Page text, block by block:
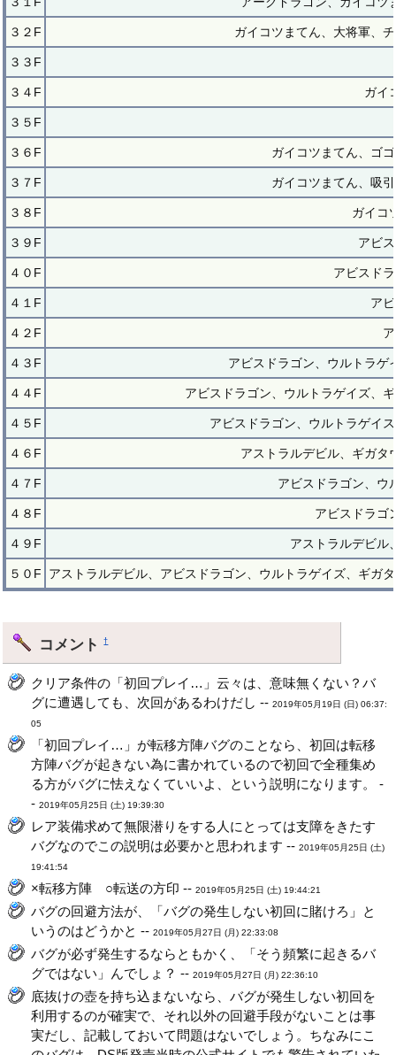
３２F ガイコツまてん、大将軍、
３３F
３４F ガイ
３５F
３６F ガイコツまてん、ゴ
３７F ガイコツまてん、吸
３８F ガイコ
３９F アビ
４０F アビスド
４１F ア
４２F
４３F アビスドラゴン、ウルトラゲ
４４F アビスドラゴン、ウルトラゲイズ、
４５F アビスドラゴン、ウルトラゲイ
４６F アストラルデビル、ギガタ
４７F アビスドラゴン、ウ
４８F アビスドラゴ
４９F アストラルデビル
５０F アストラルデビル、アビスドラゴン、ウルトラゲイズ、ギガ
コメント†
クリア条件の「初回プレイ…」云々は、意味無くない？バ
グに遭遇しても、次回があるわけだし --2019年05月19日 (日) 06:37:
05
「初回プレイ…」が転移方陣バグのことなら、初回は転移
方陣バグが起きない為に書かれているので初回で全種集め
る方がバグに怯えなくていいよ、という説明になります。 -
-2019年05月25日 (土) 19:39:30
レア装備求めて無限潜りをする人にとっては支障をきたす
バグなのでこの説明は必要かと思われます --2019年05月25日 (土)
19:41:54
×転移方陣 ○転送の方印 --2019年05月25日 (土) 19:44:21
バグの回避方法が、「バグの発生しない初回に賭けろ」と
いうのはどうかと --2019年05月27日 (月) 22:33:08
バグが必ず発生するならともかく、「そう頻繁に起きるバ
グではない」んでしょ？ --2019年05月27日 (月) 22:36:10
底抜けの壺を持ち込まないなら、バグが発生しない初回を
利用するのが確実で、それ以外の回避手段がないことは事
実だし、記載しておいて問題はないでしょう。ちなみにこ